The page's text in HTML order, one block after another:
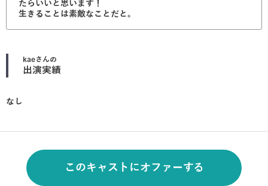
たらいいと思います！
生きることは素敵なことだと。
kaeさんの
出演実績
なし
このキャストにオファーする